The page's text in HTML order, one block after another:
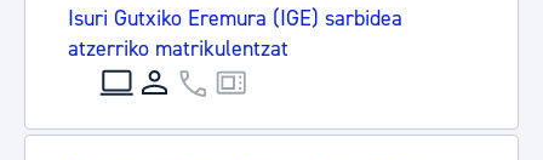
Isuri Gutxiko Eremura (IGE) sarbidea
atzerriko matrikulentzat